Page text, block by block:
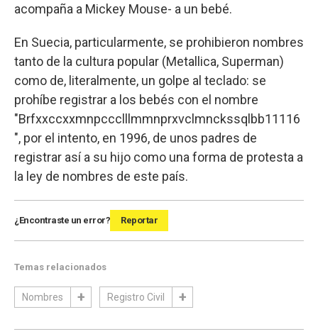
acompaña a Mickey Mouse- a un bebé.
En Suecia, particularmente, se prohibieron nombres
tanto de la cultura popular (Metallica, Superman)
como de, literalmente, un golpe al teclado: se
prohíbe registrar a los bebés con el nombre
"Brfxxccxxmnpccclllmmnprxvclmnckssqlbb11116
", por el intento, en 1996, de unos padres de
registrar así a su hijo como una forma de protesta a
la ley de nombres de este país.
¿Encontraste un error? Reportar
Temas relacionados
Nombres Registro Civil